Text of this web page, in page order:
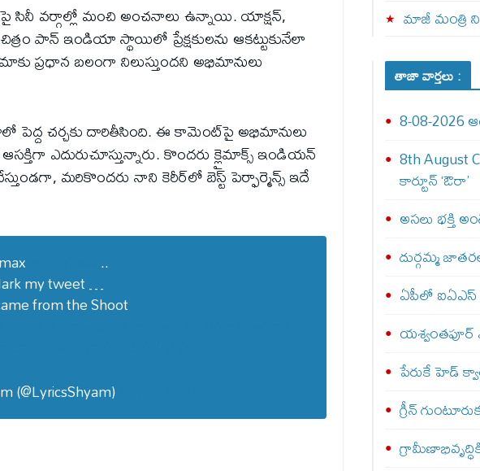
సినీ వర్గాల్లో మంచి అంచనాలు ఉన్నాయి. యాక్షన్,
పాన్ ఇండియా స్థాయిలో ప్రేక్షకులను ఆకట్టుకునేలా
ప్రధాన బలంగా నిలుస్తుందని అభిమానులు
చర్చకు దారితీసింది. ఈ కామెంట్‌పై అభిమానులు
ఎదురుచూస్తున్నారు. కొందరు క్లైమాక్స్ ఇండియన్
మరికొందరు నాని కెరీర్‌లో బెస్ట్ పెర్ఫార్మెన్స్ ఇదే
..
my tweet …
from the Shoot
(@LyricsShyam)
మాజీ మంత్రి
తాజా వార్తలు :
8-08-2026
8th August
కార్టూన్ ‘ఔరా’
అసలు భక్తి
దుర్గమ్మ
ఏపీలో ఐఏఎస్
యశ్వంతపూర్
పేరుకే హెడ్
గ్రీన్